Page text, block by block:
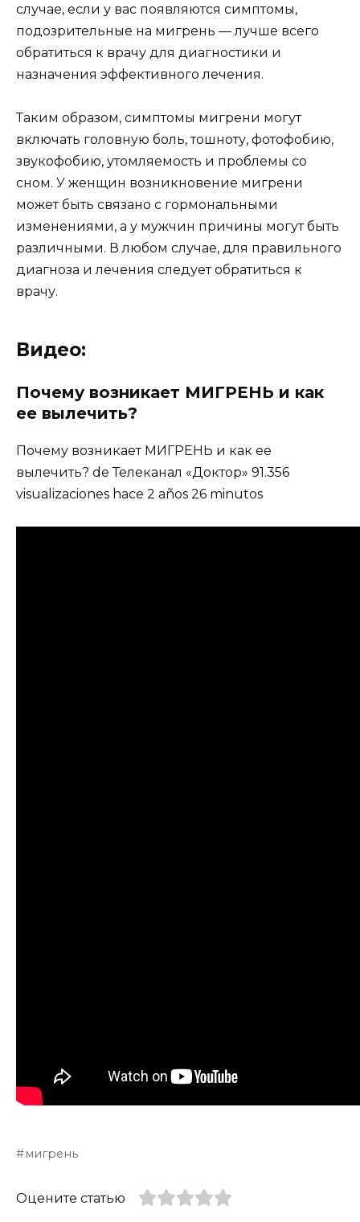
случае, если у вас появляются симптомы,
подозрительные на мигрень — лучше всего
обратиться к врачу для диагностики и
назначения эффективного лечения.
Таким образом, симптомы мигрени могут
включать головную боль, тошноту, фотофобию,
звукофобию, утомляемость и проблемы со
сном. У женщин возникновение мигрени
может быть связано с гормональными
изменениями, а у мужчин причины могут быть
различными. В любом случае, для правильного
диагноза и лечения следует обратиться к
врачу.
Видео:
Почему возникает МИГРЕНЬ и как
ее вылечить?
Почему возникает МИГРЕНЬ и как ее
вылечить? de Телеканал «Доктор» 91.356
visualizaciones hace 2 años 26 minutos
мигрень
Оцените статью